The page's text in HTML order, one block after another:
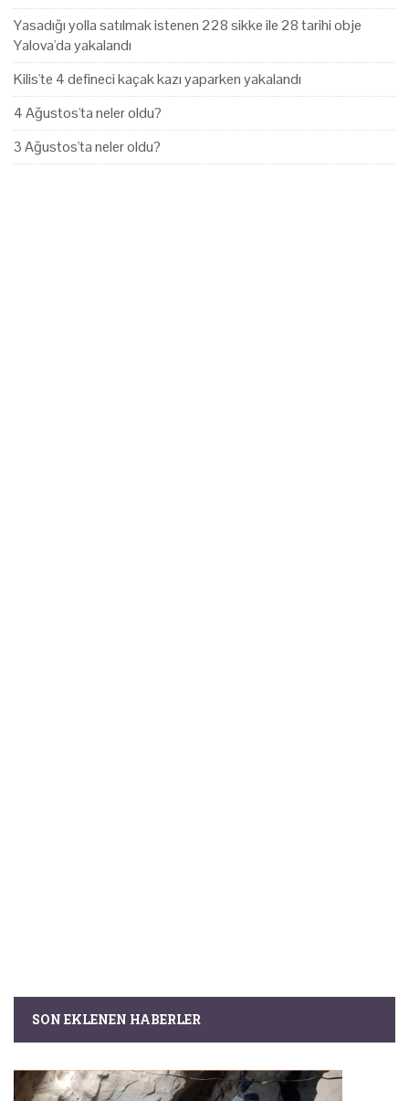
Yasadığı yolla satılmak istenen 228 sikke ile 28 tarihi obje
Yalova'da yakalandı
Kilis'te 4 defineci kaçak kazı yaparken yakalandı
4 Ağustos'ta neler oldu?
3 Ağustos'ta neler oldu?
SON EKLENEN HABERLER